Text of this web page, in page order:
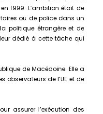
1999. L’ambition était de
ou de police dans un
politique étrangère et de
dédié à cette tâche qui
de Macédoine. Elle a
de l’UE et de
assurer l’exécution des